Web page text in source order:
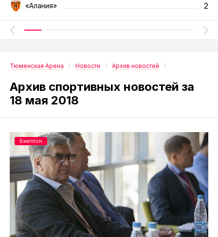
«Алания» 2
Тюменская Арена Новости Архив новостей
Архив спортивных новостей за
18 мая 2018
Биатлон